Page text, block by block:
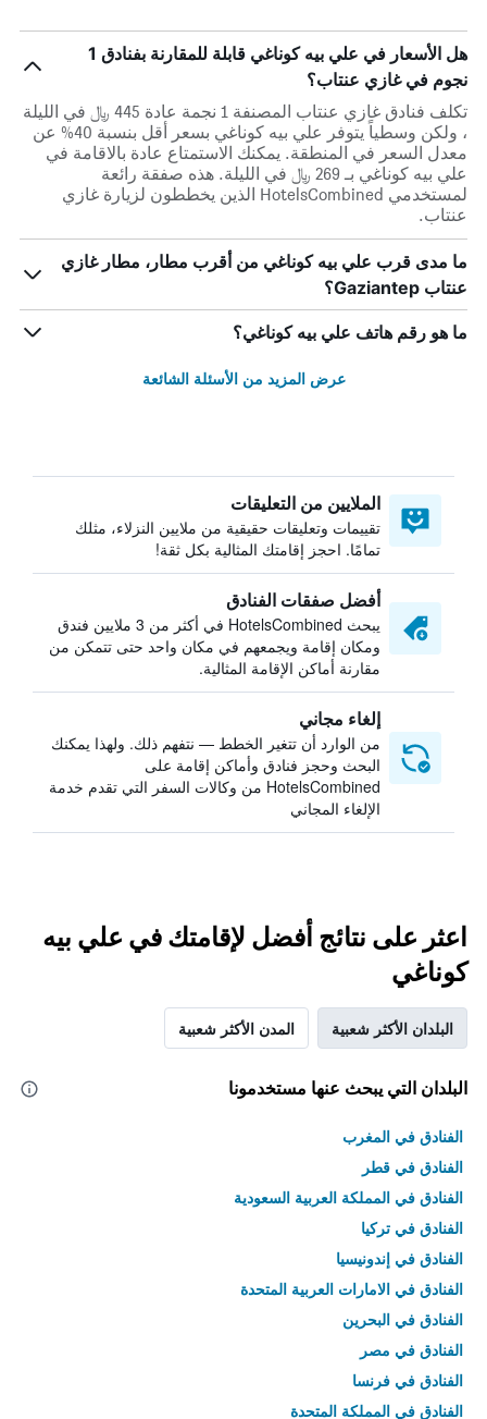
هل الأسعار في علي بيه كوناغي قابلة للمقارنة بفنادق 1
نجوم في غازي عنتاب؟
تكلف فنادق غازي عنتاب المصنفة 1 نجمة عادة 445 ﷼ في الليلة
، ولكن وسطياً يتوفر علي بيه كوناغي بسعر أقل بنسبة 40% عن
معدل السعر في المنطقة. يمكنك الاستمتاع عادة بالاقامة في
علي بيه كوناغي بـ 269 ﷼ في الليلة. هذه صفقة رائعة
لمستخدمي HotelsCombined الذين يخططون لزيارة غازي
عنتاب.
ما مدى قرب علي بيه كوناغي من أقرب مطار، مطار غازي
عنتاب Gaziantep؟
ما هو رقم هاتف علي بيه كوناغي؟
عرض المزيد من الأسئلة الشائعة
الملايين من التعليقات
تقييمات وتعليقات حقيقية من ملايين النزلاء، مثلك
تمامًا. احجز إقامتك المثالية بكل ثقة!
أفضل صفقات الفنادق
يبحث HotelsCombined في أكثر من 3 ملايين فندق
ومكان إقامة ويجمعهم في مكان واحد حتى تتمكن من
مقارنة أماكن الإقامة المثالية.
إلغاء مجاني
من الوارد أن تتغير الخطط — نتفهم ذلك. ولهذا يمكنك
البحث وحجز فنادق وأماكن إقامة على
HotelsCombined من وكالات السفر التي تقدم خدمة
الإلغاء المجاني
اعثر على نتائج أفضل لإقامتك في علي بيه
كوناغي
البلدان الأكثر شعبية المدن الأكثر شعبية
البلدان التي يبحث عنها مستخدمونا
الفنادق في المغرب
الفنادق في قطر
الفنادق في المملكة العربية السعودية
الفنادق في تركيا
الفنادق في إندونيسيا
الفنادق في الامارات العربية المتحدة
الفنادق في البحرين
الفنادق في مصر
الفنادق في فرنسا
الفنادق في المملكة المتحدة